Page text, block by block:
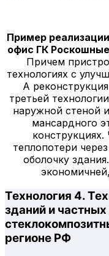
Пример
офис ГК
Причем
технологиях с
А
третьей
наружной стеной
мансардного
теплопотери
оболочку
Технология 4.
зданий и
регионе РФ